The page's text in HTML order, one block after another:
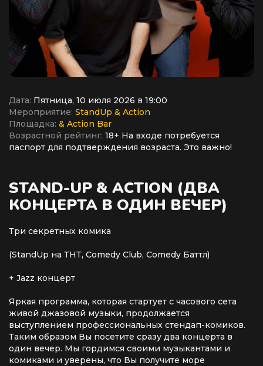
Дата: Пятница, 10 июля 2026 в 19:00
Мероприятие: StandUp & Action
Площадка: & Action Bar
Возрастной рейтинг: 18+ На входе потребуется
паспорт для подтверждения возраста. Это важно!
STAND-UP & ACTION (ДВА
КОНЦЕРТА В ОДИН ВЕЧЕР)
Три секретных комика
(StandUp на ТНТ, Comedy Club, Comedy Баттл)
+ Jazz концерт
Яркая программа, которая стартует с часового сета
живой джазовой музыки, продолжается
выступлением профессиональных стендап-комиков.
Таким образом Вы посетите сразу два концерта в
один вечер. Мы гордимся своими музыкантами и
комиками и уверены, что Вы получите море